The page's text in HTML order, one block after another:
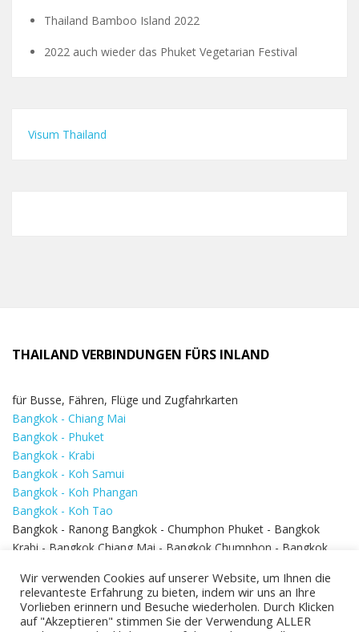
Thailand Bamboo Island 2022
2022 auch wieder das Phuket Vegetarian Festival
Visum Thailand
THAILAND VERBINDUNGEN FÜRS INLAND
für Busse, Fähren, Flüge und Zugfahrkarten
Bangkok - Chiang Mai
Bangkok - Phuket
Bangkok - Krabi
Bangkok - Koh Samui
Bangkok - Koh Phangan
Bangkok - Koh Tao
Bangkok - Ranong Bangkok - Chumphon Phuket - Bangkok
Krabi - Bangkok Chiang Mai - Bangkok Chumphon - Bangkok
Bangkok - Hua Hin
Wir verwenden Cookies auf unserer Website, um Ihnen die
relevanteste Erfahrung zu bieten, indem wir uns an Ihre
Vorlieben erinnern und Besuche wiederholen. Durch Klicken
auf "Akzeptieren" stimmen Sie der Verwendung ALLER